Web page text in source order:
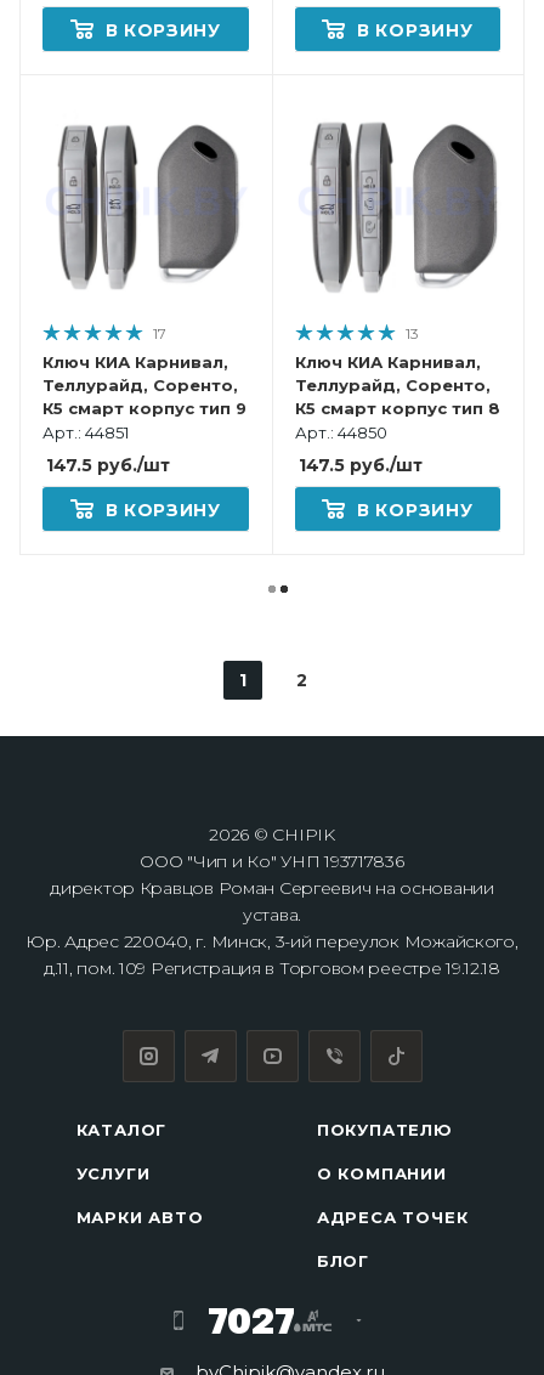
В КОРЗИНУ В КОРЗИНУ
17
Ключ КИА Карнивал,
Теллурайд, Соренто,
К5 смарт корпус тип 9
Арт.: 44851
147.5 руб./шт
В КОРЗИНУ
13
Ключ КИА Карнивал,
Теллурайд, Соренто,
К5 смарт корпус тип 8
Арт.: 44850
147.5руб./шт
В КОРЗИНУ
1 2
2026 © CHIPIK
ООО "Чип и Ко" УНП 193717836
директор Кравцов Роман Сергеевич на основании
устава.
Юр. Адрес 220040, г. Минск, 3-ий переулок Можайского,
д.11, пом. 109 Регистрация в Торговом реестре 19.12.18
КАТАЛОГ
УСЛУГИ
МАРКИ АВТО
ПОКУПАТЕЛЮ
О КОМПАНИИ
АДРЕСА ТОЧЕК
БЛОГ
7027